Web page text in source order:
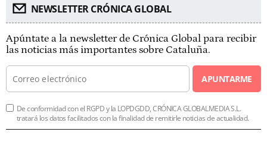
NEWSLETTER CRÓNICA GLOBAL
Apúntate a la newsletter de Crónica Global para recibir
las noticias más importantes sobre Cataluña.
APUNTARME
De conformidad con el RGPD y la LOPDGDD, CRÓNICA GLOBALMEDIA S.L.
tratará los datos facilitados con la finalidad de remitirle noticias de actualidad.